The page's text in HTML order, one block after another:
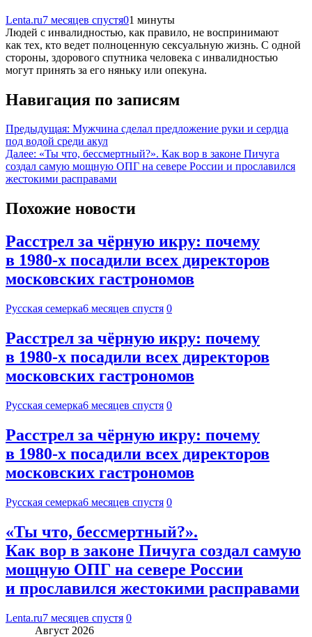
Lenta.ru7 месяцев спустя01 минуты
Людей с инвалидностью, как правило, не воспринимают
как тех, кто ведет полноценную сексуальную жизнь. С одной
стороны, здорового спутника человека с инвалидностью
могут принять за его няньку или опекуна.
Навигация по записям
Предыдущая: Мужчина сделал предложение руки и сердца
под водой среди акул
Далее: «Ты что, бессмертный?». Как вор в законе Пичуга
создал самую мощную ОПГ на севере России и прославился
жестокими расправами
Похожие новости
Расстрел за чёрную икру: почему
в 1980-х посадили всех директоров
московских гастрономов
Русская семерка6 месяцев спустя 0
Расстрел за чёрную икру: почему
в 1980-х посадили всех директоров
московских гастрономов
Русская семерка6 месяцев спустя 0
Расстрел за чёрную икру: почему
в 1980-х посадили всех директоров
московских гастрономов
Русская семерка6 месяцев спустя 0
«Ты что, бессмертный?».
Как вор в законе Пичуга создал самую
мощную ОПГ на севере России
и прославился жестокими расправами
Lenta.ru7 месяцев спустя 0
Август 2026